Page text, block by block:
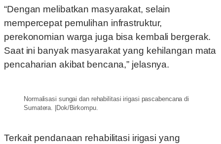
“Dengan melibatkan masyarakat, selain
mempercepat pemulihan infrastruktur,
perekonomian warga juga bisa kembali bergerak.
Saat ini banyak masyarakat yang kehilangan mata
pencaharian akibat bencana,” jelasnya.
Normalisasi sungai dan rehabilitasi irigasi pascabencana di
Sumatera. |Dok/Birkompu.
Terkait pendanaan rehabilitasi irigasi yang